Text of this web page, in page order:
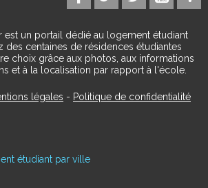
est un portail dédié au logement étudiant
des centaines de résidences étudiantes
choix grâce aux photos, aux informations
et à la localisation par rapport à l'école.
légales - Politique de confidentialité
étudiant par ville